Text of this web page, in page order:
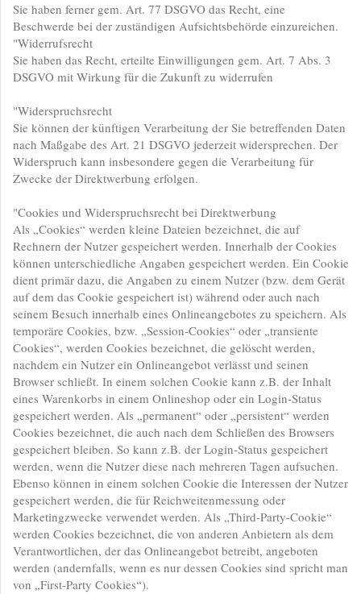
Sie haben ferner gem. Art. 77 DSGVO das Recht, eine
Beschwerde bei der zuständigen Aufsichtsbehörde einzureichen.
"Widerrufsrecht
Sie haben das Recht, erteilte Einwilligungen gem. Art. 7 Abs. 3
DSGVO mit Wirkung für die Zukunft zu widerrufen
"Widerspruchsrecht
Sie können der künftigen Verarbeitung der Sie betreffenden Daten
nach Maßgabe des Art. 21 DSGVO jederzeit widersprechen. Der
Widerspruch kann insbesondere gegen die Verarbeitung für
Zwecke der Direktwerbung erfolgen.
"Cookies und Widerspruchsrecht bei Direktwerbung
Als „Cookies“ werden kleine Dateien bezeichnet, die auf
Rechnern der Nutzer gespeichert werden. Innerhalb der Cookies
können unterschiedliche Angaben gespeichert werden. Ein Cookie
dient primär dazu, die Angaben zu einem Nutzer (bzw. dem Gerät
auf dem das Cookie gespeichert ist) während oder auch nach
seinem Besuch innerhalb eines Onlineangebotes zu speichern. Als
temporäre Cookies, bzw. „Session-Cookies“ oder „transiente
Cookies“, werden Cookies bezeichnet, die gelöscht werden,
nachdem ein Nutzer ein Onlineangebot verlässt und seinen
Browser schließt. In einem solchen Cookie kann z.B. der Inhalt
eines Warenkorbs in einem Onlineshop oder ein Login-Status
gespeichert werden. Als „permanent“ oder „persistent“ werden
Cookies bezeichnet, die auch nach dem Schließen des Browsers
gespeichert bleiben. So kann z.B. der Login-Status gespeichert
werden, wenn die Nutzer diese nach mehreren Tagen aufsuchen.
Ebenso können in einem solchen Cookie die Interessen der Nutzer
gespeichert werden, die für Reichweitenmessung oder
Marketingzwecke verwendet werden. Als „Third-Party-Cookie“
werden Cookies bezeichnet, die von anderen Anbietern als dem
Verantwortlichen, der das Onlineangebot betreibt, angeboten
werden (andernfalls, wenn es nur dessen Cookies sind spricht man
von „First-Party Cookies“).